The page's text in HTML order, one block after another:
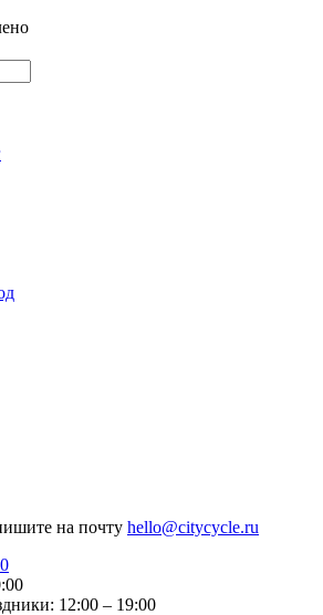
на почту hello@citycycle.ru
12:00 – 19:00